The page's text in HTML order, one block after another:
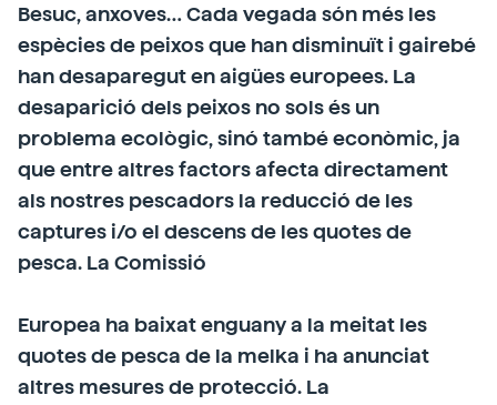
Besuc, anxoves… Cada vegada són més les
espècies de peixos que han disminuït i gairebé
han desaparegut en aigües europees. La
desaparició dels peixos no sols és un
problema ecològic, sinó també econòmic, ja
que entre altres factors afecta directament
als nostres pescadors la reducció de les
captures i/o el descens de les quotes de
pesca. La Comissió
Europea ha baixat enguany a la meitat les
quotes de pesca de la melka i ha anunciat
altres mesures de protecció. La